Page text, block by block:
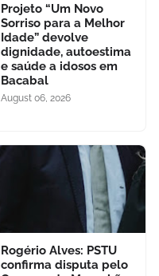
Projeto “Um Novo
Sorriso para a Melhor
Idade” devolve
dignidade, autoestima
e saúde a idosos em
Bacabal
August 06, 2026
Rogério Alves: PSTU
confirma disputa pelo